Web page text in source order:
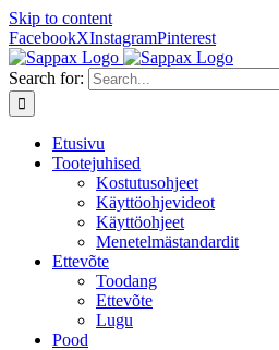
Skip to content
FacebookXInstagramPinterest
Search for:
Etusivu
Tootejuhised
Kostutusohjeet
Käyttöohjevideot
Käyttöohjeet
Menetelmästandardit
Ettevõte
Toodang
Ettevõte
Lugu
Pood